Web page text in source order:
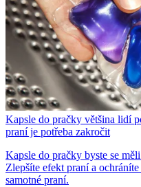
Kapsle do pračky většina lidí
praní je potřeba zakročit
Kapsle do pračky byste se
Zlepšíte efekt praní a
samotné praní.